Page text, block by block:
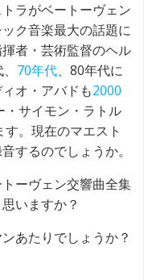
ラがベートーヴェン
ク音楽最大の話題に
者・芸術監督のヘル
70年代、80年代に
オ・アバドも2000
・サイモン・ラトル
。現在のマエスト
するのでしょうか。
ーヴェン交響曲全集
いますか？
あたりでしょうか？